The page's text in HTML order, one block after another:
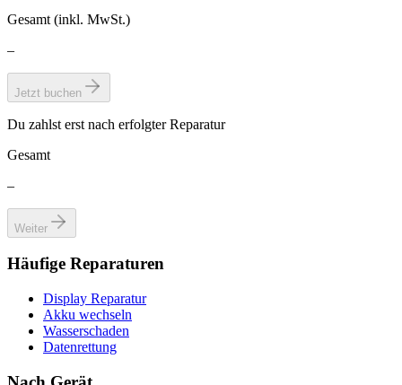
Gesamt (inkl. MwSt.)
–
Jetzt buchen
Du zahlst erst nach erfolgter Reparatur
Gesamt
–
Weiter
Häufige Reparaturen
Display Reparatur
Akku wechseln
Wasserschaden
Datenrettung